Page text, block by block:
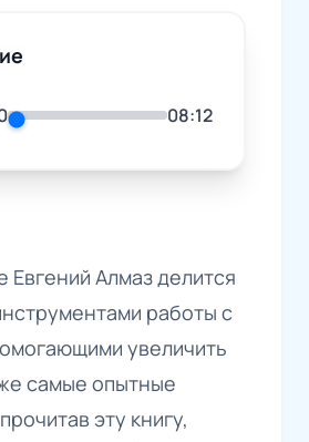
08:12
Евгений Алмаз делится
работы с
увеличить
самые опытные
эту книгу,